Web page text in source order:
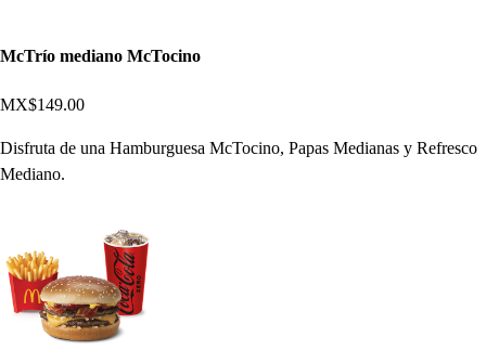
McTrío mediano McTocino
MX$149.00
Disfruta de una Hamburguesa McTocino, Papas Medianas y Refresco
Mediano.